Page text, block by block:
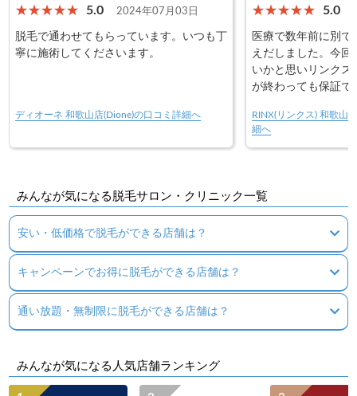
5.0 2024年07月03日
脱毛で通わせてもらっています。いつも丁
寧に施術してくださいます。
ディオーネ 和歌山店(Dione)の口コミ詳細へ
5.0
医療で数年前に別
えだしました。今
いかと思いリンクス
が終わっても保証で
ともあるのか効果の
気がします。店内も
RINX(リンクス) 和歌山
細へ
みんなが気になる脱毛サロン・クリニック一覧
安い・低価格で脱毛ができる店舗は？
キャンペーンでお得に脱毛ができる店舗は？
通い放題・無制限に脱毛ができる店舗は？
みんなが気になる人気店舗ランキング